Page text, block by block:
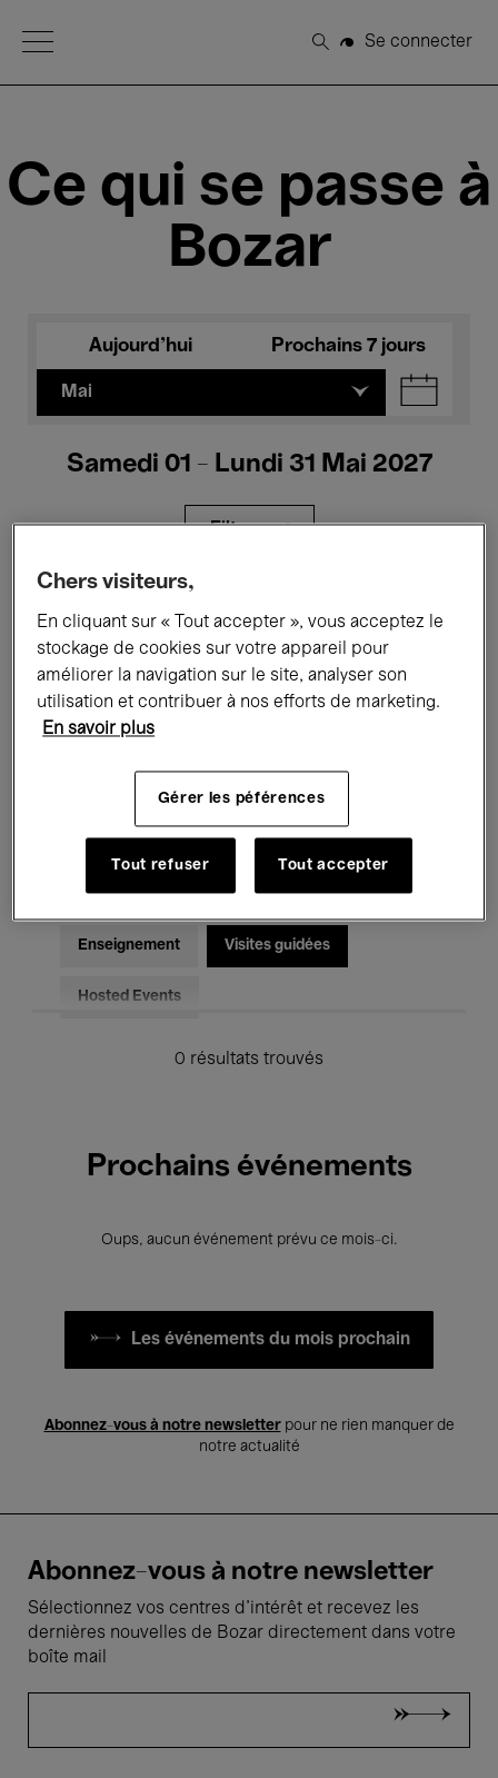
Open Menu
Rechercher
Se connecter
Ce qui se passe à
Bozar
Aujourd'hui Prochains 7 jours
Mai
Samedi 01 - Lundi 31 Mai 2027
Filtres
Expositions Films Performances
Rencontres & Débats Jazz
Musique électronique
Pour tous Kids’ Palace
Enseignement Visites guidées
Hosted Events
0 résultats trouvés
Prochains événements
Oups, aucun événement prévu ce mois-ci.
Les événements du mois prochain
Abonnez-vous à notre newsletterpour ne rien manquer de
notre actualité
Abonnez-vous à notre newsletter
Sélectionnez vos centres d'intérêt et recevez les
dernières nouvelles de Bozar directement dans votre
boîte mail
Chers visiteurs,
En cliquant sur « Tout accepter », vous acceptez le
stockage de cookies sur votre appareil pour
améliorer la navigation sur le site, analyser son
utilisation et contribuer à nos efforts de marketing.
En savoir plus
Gérer les péférences
Tout refuser Tout accepter